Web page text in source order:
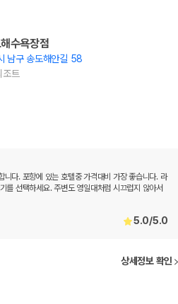
수욕장점
남구 송도해안길 58
조트
니다. 포항에 있는 호텔중 가격대비 가장 좋습니다. 라
를 선택하세요. 주변도 영일대처럼 시끄럽지 않아서
5.0/5.0
상세정보 확인